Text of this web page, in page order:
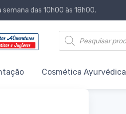
semana das 10h00 às 18h00.
Products search
Cosmética Ayurvédica